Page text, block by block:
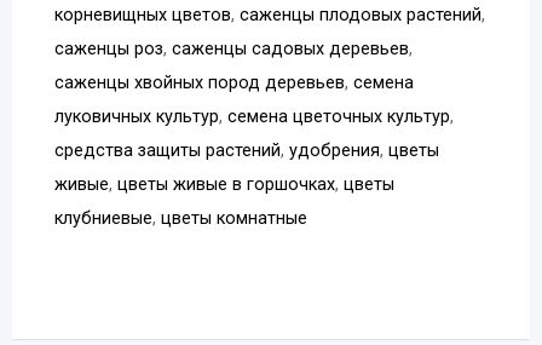
корневищных цветов, саженцы плодовых растений,
саженцы роз, саженцы садовых деревьев,
саженцы хвойных пород деревьев, семена
луковичных культур, семена цветочных культур,
средства защиты растений, удобрения, цветы
живые, цветы живые в горшочках, цветы
клубниевые, цветы комнатные